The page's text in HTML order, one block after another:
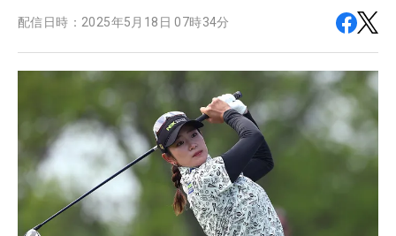
配信日時： 2025年5月18日 07時34分